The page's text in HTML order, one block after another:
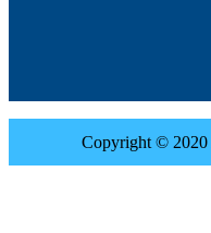
Copyright ©